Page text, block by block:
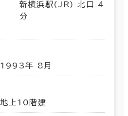
新横浜駅(JR) 北口 4
分
1993年 8月
地上10階建